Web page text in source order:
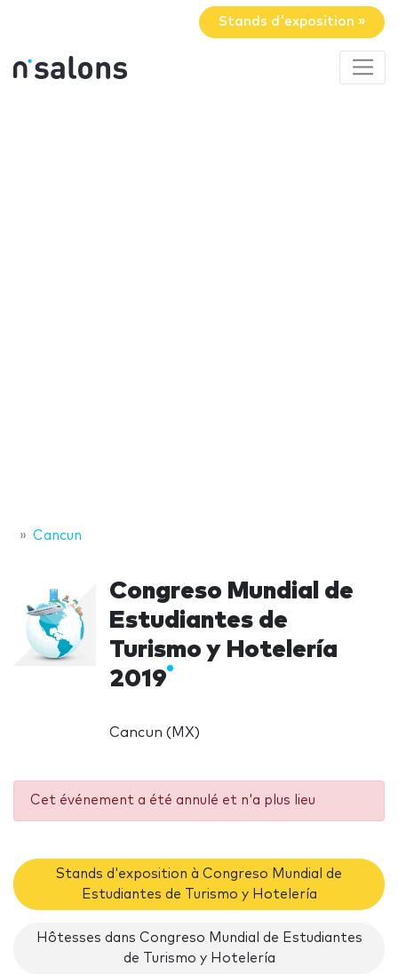
Stands d'exposition »
Cancun
Congreso Mundial de
Estudiantes de
Turismo y Hotelería
2019
Cancun (MX)
Cet événement a été annulé et n'a plus lieu
Stands d'exposition à Congreso Mundial de
Estudiantes de Turismo y Hotelería
Hôtesses dans Congreso Mundial de Estudiantes
de Turismo y Hotelería